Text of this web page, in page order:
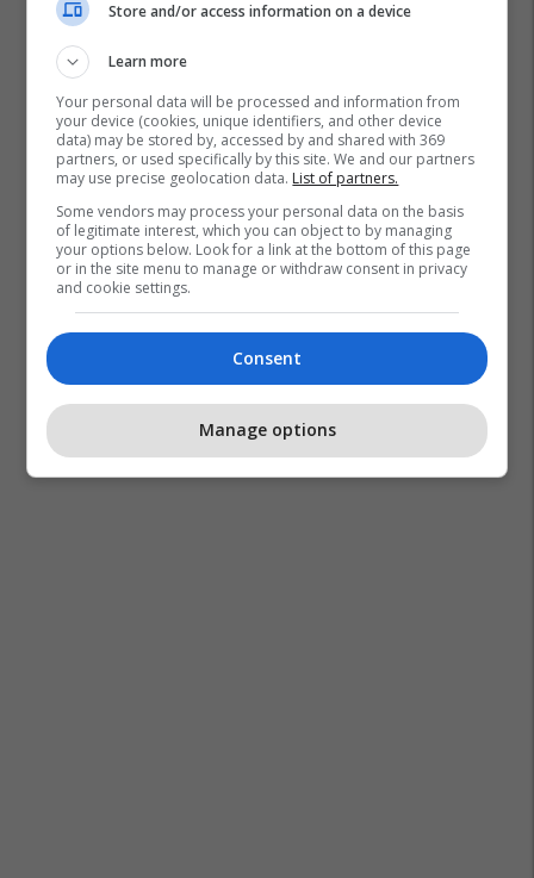
Fier Greqia Floriri Policia E Shtetit
Store and/or access information on a device
Learn more
Your personal data will be processed and information from
your device (cookies, unique identifiers, and other device
data) may be stored by, accessed by and shared with 369
partners, or used specifically by this site. We and our partners
may use precise geolocation data. List of partners.
Some vendors may process your personal data on the basis
of legitimate interest, which you can object to by managing
your options below. Look for a link at the bottom of this page
or in the site menu to manage or withdraw consent in privacy
and cookie settings.
Consent
Manage options